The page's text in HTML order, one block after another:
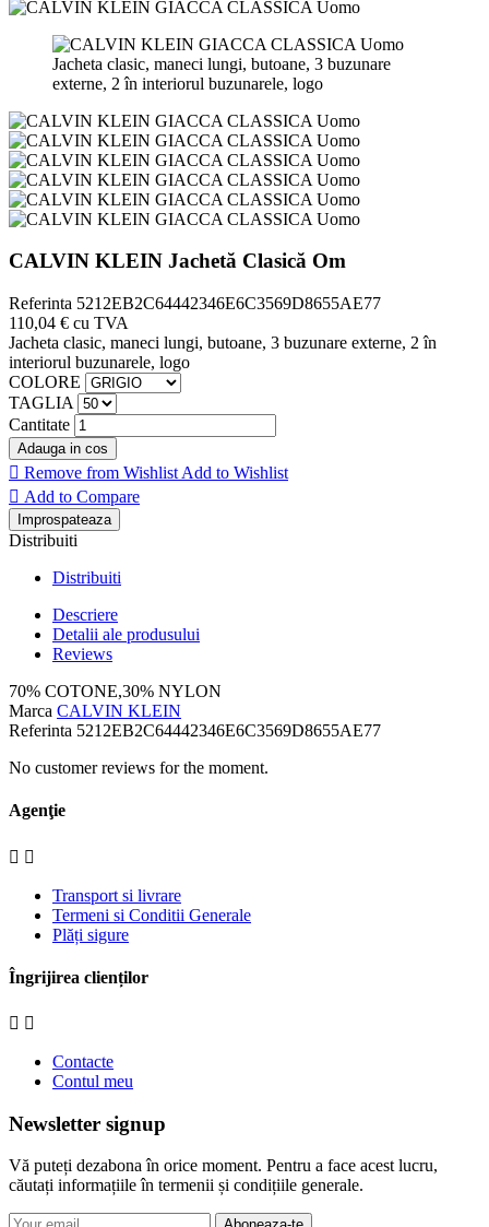
Jacheta clasic, maneci lungi, butoane, 3 buzunare
externe, 2 în interiorul buzunarele, logo
CALVIN KLEIN Jachetă Clasică Om
Referinta 5212EB2C64442346E6C3569D8655AE77
110,04 € cu TVA
Jacheta clasic, maneci lungi, butoane, 3 buzunare externe, 2 în
interiorul buzunarele, logo
COLORE
TAGLIA
Cantitate
Adauga in cos
 Remove from Wishlist Add to Wishlist
 Add to Compare
Distribuiti
Distribuiti
Descriere
Detalii ale produsului
Reviews
70% COTONE,30% NYLON
Marca CALVIN KLEIN
Referinta 5212EB2C64442346E6C3569D8655AE77
No customer reviews for the moment.
Agenţie
 
Transport si livrare
Termeni si Conditii Generale
Plăți sigure
Îngrijirea clienților
 
Contacte
Contul meu
Newsletter signup
Vă puteți dezabona în orice moment. Pentru a face acest lucru,
căutați informațiile în termenii și condițiile generale.